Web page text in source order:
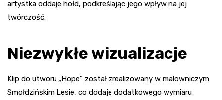
artystka oddaje hołd, podkreślając jego wpływ na jej
twórczość.
Niezwykłe wizualizacje
Klip do utworu „Hope” został zrealizowany w malowniczym
Smołdzińskim Lesie, co dodaje dodatkowego wymiaru